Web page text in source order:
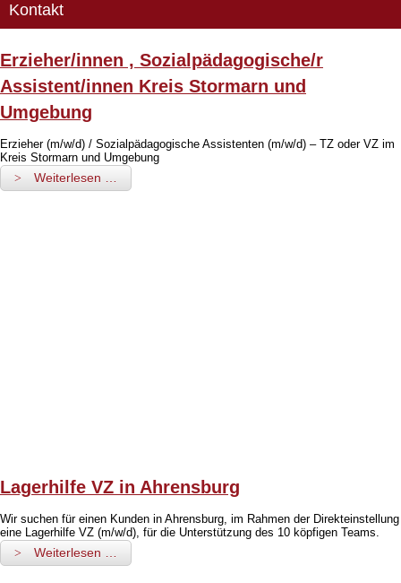
Kontakt
Erzieher/innen , Sozialpädagogische/r
Assistent/innen Kreis Stormarn und
Umgebung
Erzieher (m/w/d) / Sozialpädagogische Assistenten (m/w/d) – TZ oder VZ im
Kreis Stormarn und Umgebung
Weiterlesen …
Lagerhilfe VZ in Ahrensburg
Wir suchen für einen Kunden in Ahrensburg, im Rahmen der Direkteinstellung
eine Lagerhilfe VZ (m/w/d), für die Unterstützung des 10 köpfigen Teams.
Weiterlesen …